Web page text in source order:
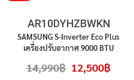
AR10DYHZBWKN
SAMSUNG S-Inverter Eco Plus
เครื่องปรับอากาศ 9000 BTU
ใหม่ ประกันศูนย์ ราคาไม่รวมติดตั้ง
14,990฿ Original
price
12,500฿Current
price